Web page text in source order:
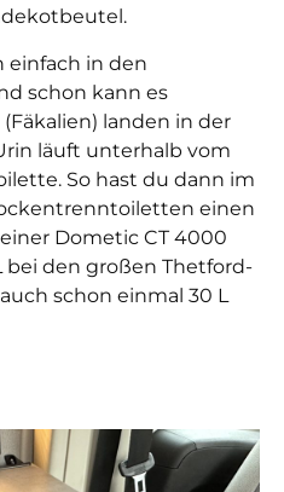
einfach in den
schon kann es
landen in der
läuft unterhalb vom
So hast du dann im
einen
Dometic CT 4000
bei den großen Thetford-
schon einmal 30 L